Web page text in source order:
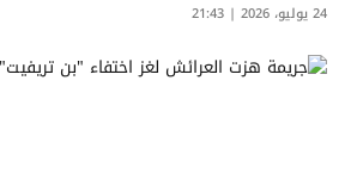
24 يوليو، 2026 | 21:43